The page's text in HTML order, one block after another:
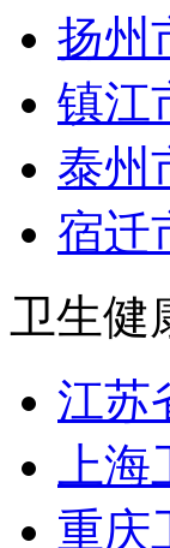
扬州
镇江
泰州
宿迁
卫生健
江苏
上
重庆